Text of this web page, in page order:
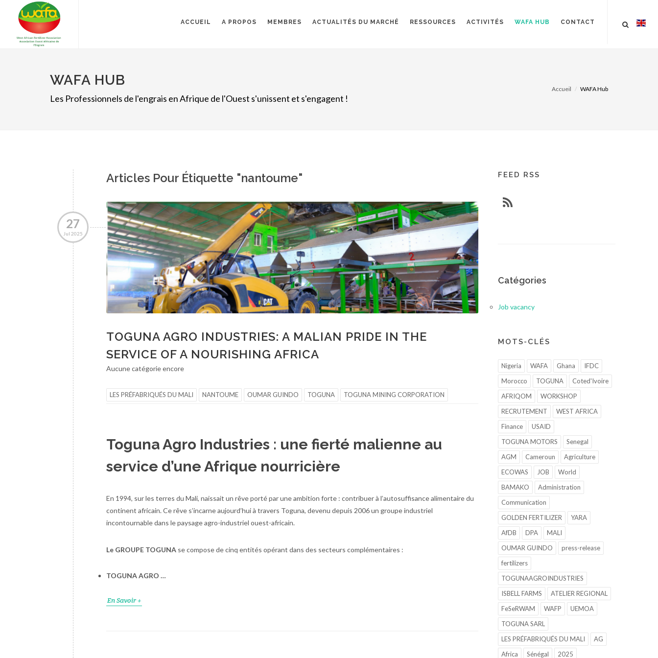
ACCUEIL A PROPOS MEMBRES ACTUALITÉS DU MARCHÉ RESSOURCES ACTIVITÉS WAFA HUB CONTACT
WAFA HUB
Les Professionnels de l'engrais en Afrique de l'Ouest s'unissent et s'engagent !
Accueil WAFA Hub
Articles Pour Étiquette "nantoume"
27
Jul 2025
TOGUNA AGRO INDUSTRIES: A MALIAN PRIDE IN THE
SERVICE OF A NOURISHING AFRICA
Aucune catégorie encore
LES PRÉFABRIQUÉS DU MALI NANTOUME OUMAR GUINDO TOGUNA TOGUNA MINING CORPORATION
Toguna Agro Industries : une fierté malienne au
service d’une Afrique nourricière
En 1994, sur les terres du Mali, naissait un rêve porté par une ambition forte : contribuer à l’autosuffisance alimentaire du
continent africain. Ce rêve s’incarne aujourd’hui à travers Toguna, devenu depuis 2006 un groupe industriel
incontournable dans le paysage agro-industriel ouest-africain.
Le GROUPE TOGUNA se compose de cinq entités opérant dans des secteurs complémentaires :
TOGUNA AGRO …
En Savoir +
FEED RSS
Catégories
Job vacancy
MOTS-CLÉS
Nigeria WAFA Ghana
IFDC
Morocco
TOGUNA
Coted'Ivoire
AFRIQOM
WORKSHOP
RECRUTEMENT
WEST AFRICA
Finance
USAID
TOGUNA MOTORS
Senegal
AGM
Cameroun
Agriculture
ECOWAS
JOB
World
BAMAKO
Administration
Communication
GOLDEN FERTILIZER
YARA
AfDB
DPA
MALI
OUMAR GUINDO
press-release
fertilizers
TOGUNAAGROINDUSTRIES
ISBELL FARMS
ATELIER REGIONAL
FeSeRWAM
WAFP
UEMOA
TOGUNA SARL
LES PRÉFABRIQUÉS DU MALI
AG
Africa
Sénégal 2025